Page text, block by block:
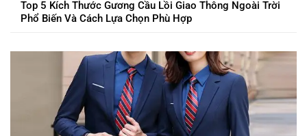
Top 5 Kích Thước Gương Cầu Lồi Giao Thông Ngoài Trời
Phổ Biến Và Cách Lựa Chọn Phù Hợp